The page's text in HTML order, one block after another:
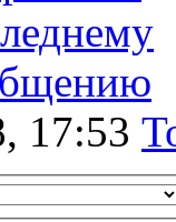
17:53